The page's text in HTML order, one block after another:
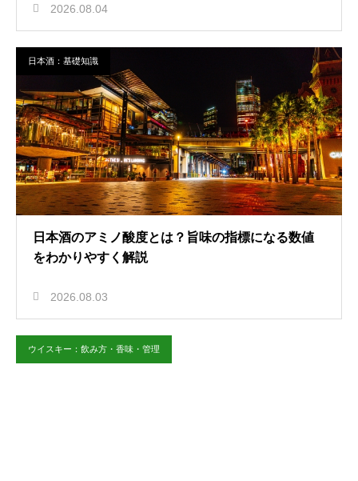
2026.08.04
日本酒：基礎知識
日本酒のアミノ酸度とは？旨味の指標になる数値
をわかりやすく解説
2026.08.03
ウイスキー：飲み方・香味・管理